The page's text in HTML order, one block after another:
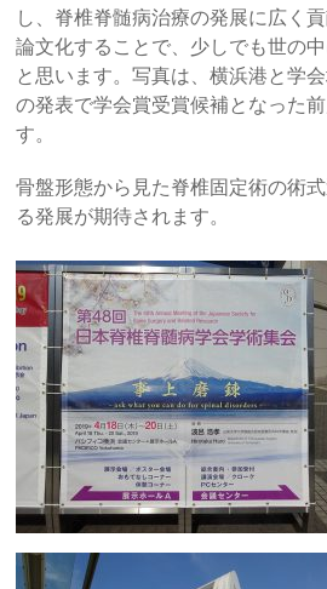
し、脊椎脊髄病治療の発展に広く
論文化することで、少しでも世の
と思います。写真は、横浜港と学
の発表で学会賞受賞候補となった
す。
骨盤形態から見た脊椎固定術の術
る発展が期待されます。